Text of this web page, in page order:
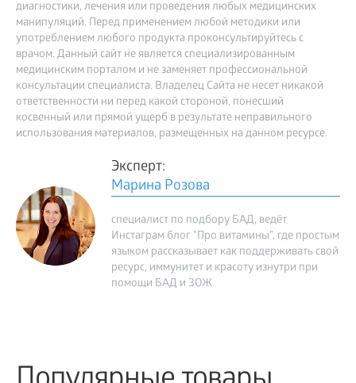
диагностики, лечения или проведения любых медицинских
манипуляций. Перед применением любой методики или
употреблением любого продукта проконсультируйтесь с
врачом. Данный сайт не является специализированным
медицинским порталом и не заменяет профессиональной
консультации специалиста. Владелец Сайта не несет никакой
ответственности ни перед какой стороной, понесший
косвенный или прямой ущерб в результате неправильного
использования материалов, размещенных на данном ресурсе.
Эксперт:
Марина Розова
специалист по подбору БАД, ведёт
Инстаграм блог "Про витамины", где простым
языком рассказывает как поддерживать свой
ресурс, иммунитет и красоту изнутри при
помощи БАД и ЗОЖ